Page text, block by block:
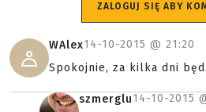
ZALOGUJ SIĘ ABY
WAlex14-10-2015 @ 21:20
Spokojnie, za kilka dni
szmerglu14-10-2015